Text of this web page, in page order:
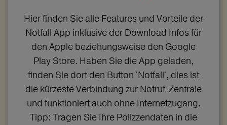
Hier finden Sie alle Features und Vorteile der
Notfall App inklusive der Download Infos für
den Apple beziehungsweise den Google
Play Store. Haben Sie die App geladen,
finden Sie dort den Button 'Notfall', dies ist
die kürzeste Verbindung zur Notruf-Zentrale
und funktioniert auch ohne Internetzugang.
Tipp: Tragen Sie Ihre Polizzendaten in die